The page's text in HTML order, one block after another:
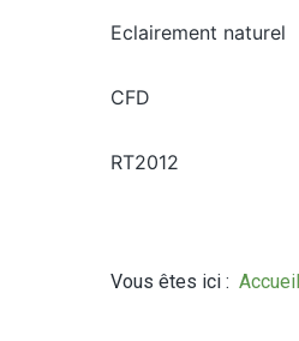
Eclairement naturel
CFD
RT2012
Vous êtes ici : Accueil